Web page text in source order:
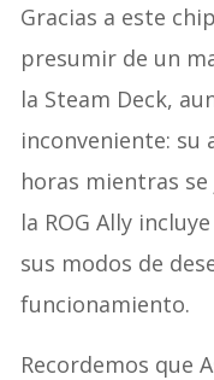
Gracias a este
presumir de un
la Steam Deck,
inconveniente: su
horas mientras
la ROG Ally
sus modos de
funcionamiento.
Recordemos que